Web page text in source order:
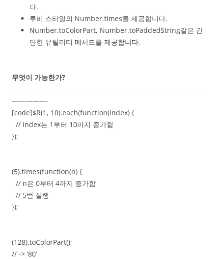
다.
루비 스타일의 Number.times를 제공합니다.
Number.toColorPart, Number.toPaddedString같은 간
단한 유틸리티 메서드를 제공합니다.
무엇이 가능한가?
————————————————————————————
—————-
[code]$R(1, 10).each(function(index) {
// index는 1부터 10까지 증가함
});
(5).times(function(n) {
// n은 0부터 4까지 증가함
// 5번 실행
});
(128).toColorPart();
// -> ’80’